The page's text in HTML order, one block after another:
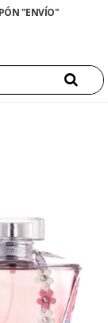
"ENVÍO"